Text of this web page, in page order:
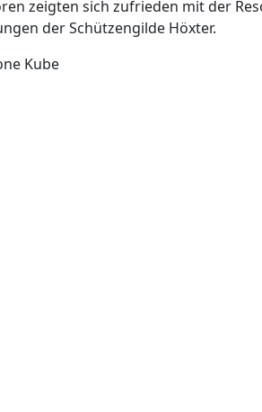
zeigten sich zufrieden mit der
der Schützengilde Höxter.
Kube